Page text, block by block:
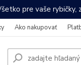
pre vaše rybičky,
Ako nakupovať